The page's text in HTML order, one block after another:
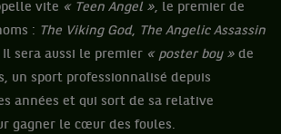
vite « Teen Angel », le premier de
: The Viking God, The Angelic Assassin
Il sera aussi le premier « poster boy » de
un sport professionnalisé depuis
années et qui sort de sa relative
gagner le cœur des foules.